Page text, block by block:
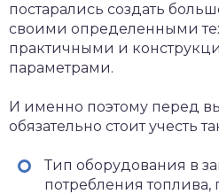
постарались создать
своими определенными
практичными и
параметрами.
И именно поэтому перед
обязательно стоит учесть
Тип оборудования в
потребления топлива,